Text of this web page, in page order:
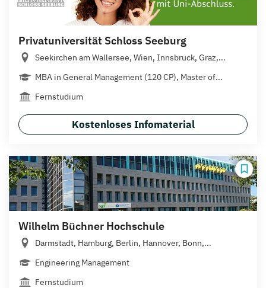
Privatuniversität Schloss Seeburg
Seekirchen am Wallersee, Wien, Innsbruck, Graz,...
MBA in General Management (120 CP), Master of...
Fernstudium
Kostenloses Infomaterial
Wilhelm Büchner Hochschule
Darmstadt, Hamburg, Berlin, Hannover, Bonn,...
Engineering Management
Fernstudium